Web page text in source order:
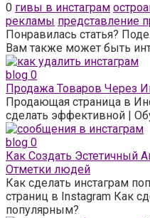
0 гивы в инстаграм
рекламы представление
Понравилась статья?
Вам также может быть
blog 0
Продажа Товаров Через
Продающая страница в
сделать эффективной |
blog 0
Как Создать Эстетичный
Отметки людей
Как сделать инстаграм
страниц в Instagram Как
популярным?